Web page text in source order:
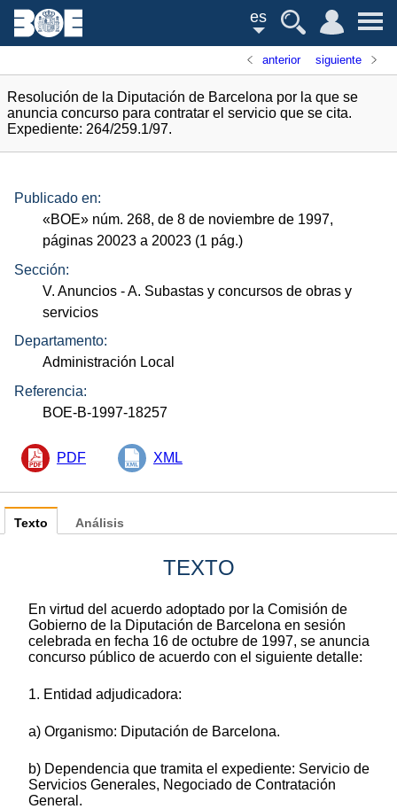
es
anterior siguiente
Resolución de la Diputación de Barcelona por la que se
anuncia concurso para contratar el servicio que se cita.
Expediente: 264/259.1/97.
Publicado en:
«BOE» núm. 268, de 8 de noviembre de 1997,
páginas 20023 a 20023 (1 pág.)
Sección:
V. Anuncios - A. Subastas y concursos de obras y
servicios
Departamento:
Administración Local
Referencia:
BOE-B-1997-18257
PDF XML
Texto
TEXTO
En virtud del acuerdo adoptado por la Comisión de
Gobierno de la Diputación de Barcelona en sesión
celebrada en fecha 16 de octubre de 1997, se anuncia
concurso público de acuerdo con el siguiente detalle:
1. Entidad adjudicadora:
a) Organismo: Diputación de Barcelona.
b) Dependencia que tramita el expediente: Servicio de
Servicios Generales, Negociado de Contratación
General.
Análisis